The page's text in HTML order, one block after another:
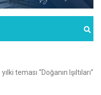
teması “Doğanın Işıltıları”